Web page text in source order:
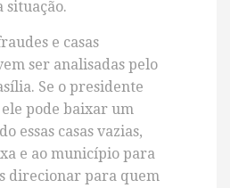
situação.
e casas
ser analisadas pelo
Se o presidente
pode baixar um
essas casas vazias,
e ao município para
direcionar para quem